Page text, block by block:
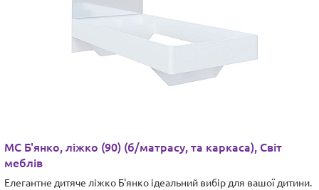
МС Б'янко, ліжко (90) (б/матрасу, та каркаса), Світ
меблів
Елегантне дитяче ліжко Б'янко ідеальний вибір для вашої дитини.